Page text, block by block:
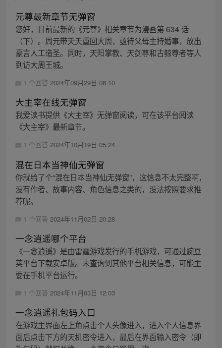
元尊最新章节无弹窗
您好，目前最新的《元尊》相关章节为漫画第 634 话
（下）。周元带夭夭重回大周，亟待父母主持婚事，放出
豪言人工造圣。同时，天阳掌教、天剑尊和古鲸尊者等人
到访大周王城。
1 个回答 2024年09月29日 06:10
大主宰在线无弹窗
我爱读书提供《大主宰》无弹窗阅读，可在该平台阅读
《大主宰》最新章节。
1 个回答 2024年10月19日 05:24
混在日本当神仙无弹窗
你就给了个“混在日本当神仙无弹窗”，这信息不太完整啊，
没有作者、故事内容、角色信息之类的，没法按照要求推
荐呢。
1 个回答 2024年11月02日 20:28
一念逍遥哪个平台
《一念逍遥》是由雷霆游戏发行的手机游戏，可通过豌豆
荚平台下载安卓版。未查询到其他平台相关信息，可能主
要在手机平台运行。
1 个回答 2024年11月03日 12:03
一念逍遥礼包码入口
在游戏主界面左上角点击个人头像进入，进入个人信息界
面后点击下方的天机密令进入，最后在界面输入密令（即